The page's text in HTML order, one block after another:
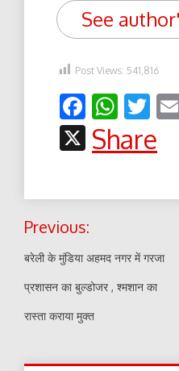
See
Post Views: 541,816
X
Share
Post
navigation
Previous:
बरेली के मुंडिया अहमद नगर में गरजा
प्रशासन का बुल्डोजर , श्मशान का
रास्ता कराया मुक्त